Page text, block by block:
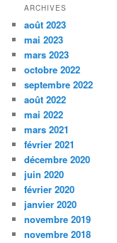
ARCHIVES
août 2023
mai 2023
mars 2023
octobre 2022
septembre 2022
août 2022
mai 2022
mars 2021
février 2021
décembre 2020
juin 2020
février 2020
janvier 2020
novembre 2019
novembre 2018